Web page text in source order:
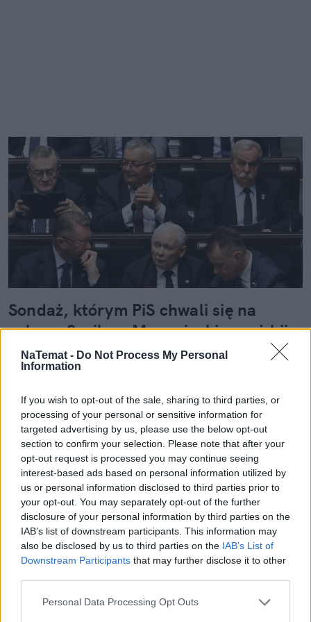
NaTemat - Do Not Process My Personal
Information
If you wish to opt-out of the sale, sharing to third parties, or
processing of your personal or sensitive information for
targeted advertising by us, please use the below opt-out
section to confirm your selection. Please note that after your
opt-out request is processed you may continue seeing
interest-based ads based on personal information utilized by
us or personal information disclosed to third parties prior to
your opt-out. You may separately opt-out of the further
disclosure of your personal information by third parties on the
IAB’s list of downstream participants. This information may
also be disclosed by us to third parties on the IAB’s List of
Downstream Participants that may further disclose it to other
Personal Data Processing Opt Outs
Sondaż, którym PiS chwali się na
całego. Szpila w Morawieckiego aż bije
po oczach
Changes dla Interii. PiS jest drugie i traci 4 punkty
procentowe. Mimo to partia Jarosława
Kaczyńskiego wrzuciła badanie na swoje oficjalne
konto w mediach społecznościowych i chwali się,
że jest "niezmiennie liderem polskiej prawicy".
Sprawa ma ewidentnie drugie dno i chodzi o mały,
szary słupek po prawej stronie grafiki.
Czytaj całość
REKLAMA